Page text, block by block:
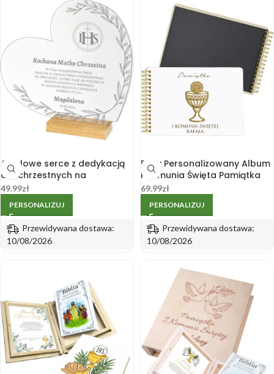
Akrylowe serce z dedykacją
dla chrzestnych na
drewnianej podstawce
49.99zł
PERSONALIZUJ
Przewidywana dostawa:
10/08/2026
Biały Personalizowany Album
I Komunia Święta Pamiątka
Komunijna Prezent
69.99zł
PERSONALIZUJ
Przewidywana dostawa:
10/08/2026